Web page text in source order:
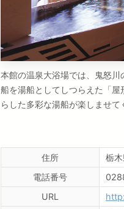
本館の温泉大浴場では、鬼怒川
船を湯船としてしつらえた「
らした多彩な湯船が楽しませて
住所
栃
電話番号
URL